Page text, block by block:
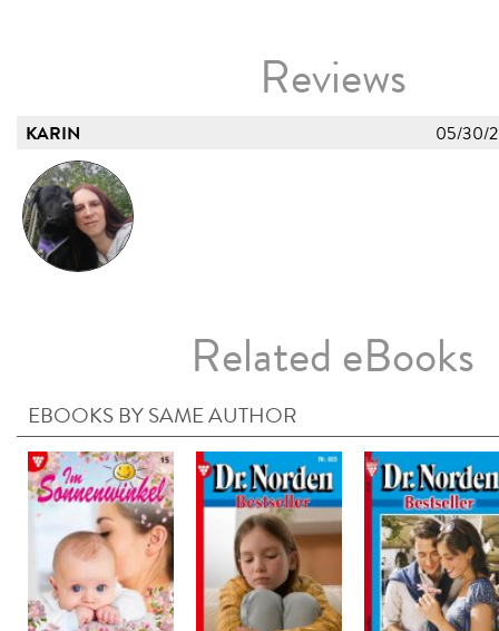
Reviews
KARIN 05/30/
Related eBooks
EBOOKS BY SAME AUTHOR